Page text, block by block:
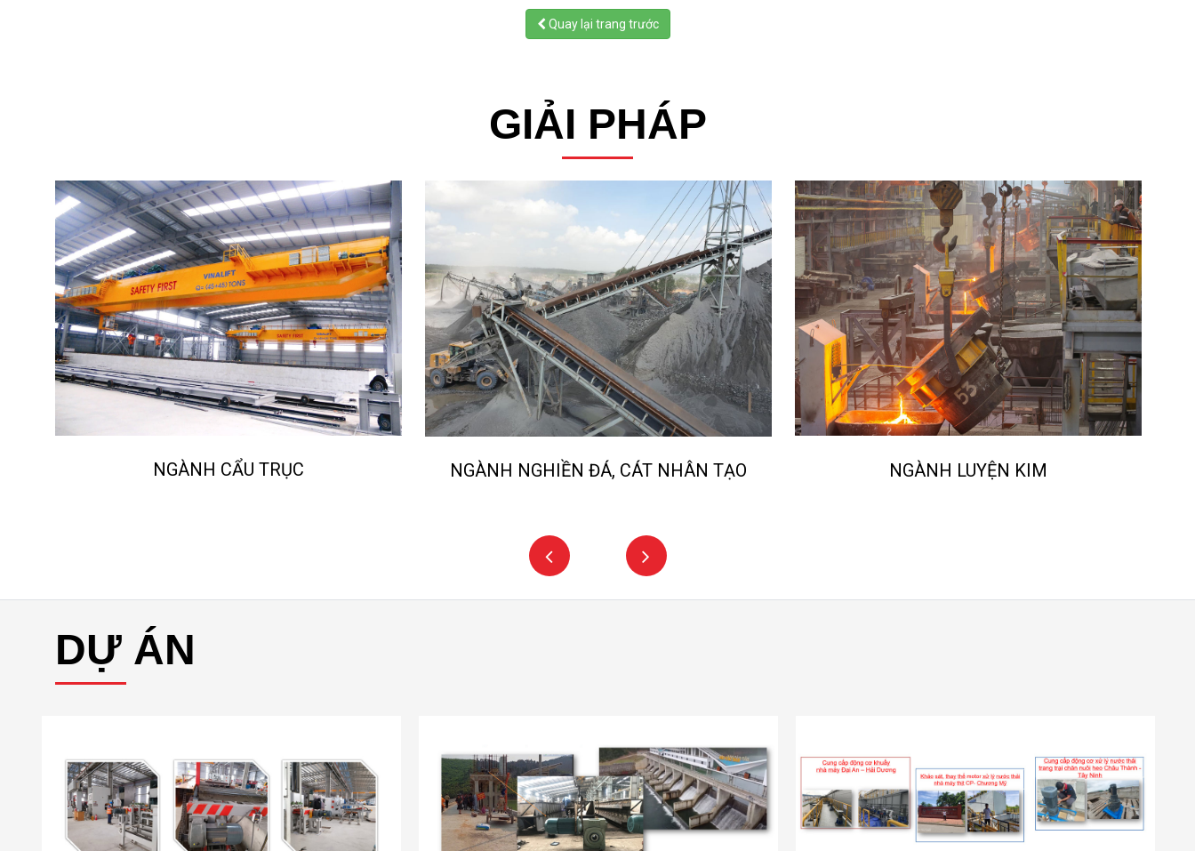
Quay lại trang trước
GIẢI PHÁP
NGÀNH CẨU TRỤC NGÀNH NGHIỀN ĐÁ, CÁT NHÂN TẠO NGÀNH LUYỆN KIM
DỰ ÁN